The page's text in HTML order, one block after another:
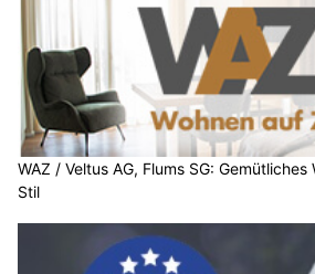
WAZ / Veltus AG, Flums SG:
Stil